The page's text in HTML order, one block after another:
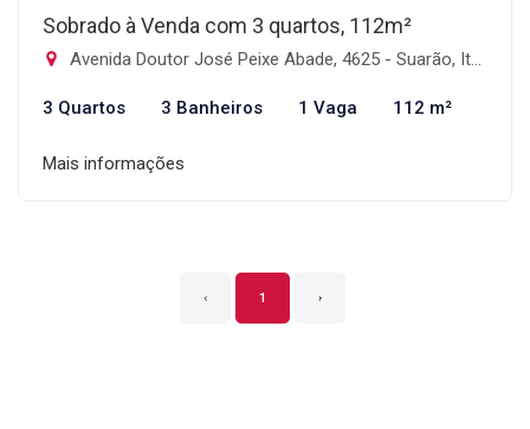
Sobrado à Venda com 3 quartos, 112m²
Avenida Doutor José Peixe Abade, 4625 - Suarão, Itanhaém-SP
3 Quartos 3 Banheiros 1 Vaga 112 m²
Mais informações
‹ 1 ›